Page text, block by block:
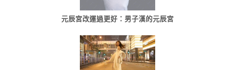
元辰宮改運過更好：男子漢的元辰宮